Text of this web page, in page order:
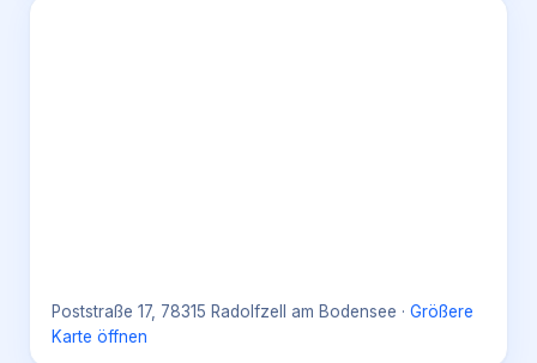
Poststraße 17, 78315 Radolfzell am Bodensee · Größere
Karte öffnen